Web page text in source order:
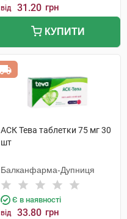
від 31.20 грн
КУПИТИ
АСК Тева таблетки 75 мг 30
шт
Балканфарма-Дупниця
Є в наявності
від 33.80 грн